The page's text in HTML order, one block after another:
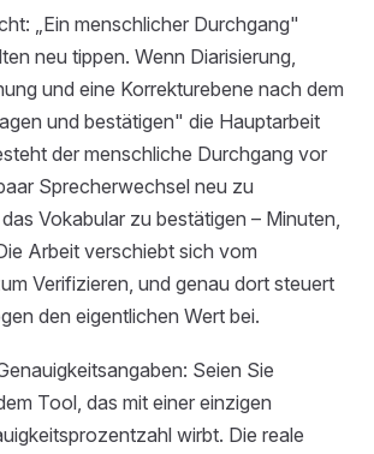
„Ein menschlicher Durchgang"
neu tippen. Wenn Diarisierung,
und eine Korrekturebene nach dem
und bestätigen" die Hauptarbeit
der menschliche Durchgang vor
Sprecherwechsel neu zu
Vokabular zu bestätigen – Minuten,
Arbeit verschiebt sich vom
Verifizieren, und genau dort steuert
den eigentlichen Wert bei.
Seien Sie
Tool, das mit einer einzigen
wirbt. Die reale